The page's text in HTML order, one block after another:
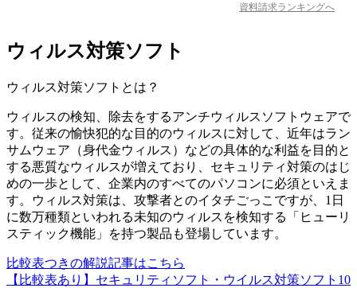
資料請求ランキングへ
ウィルス対策ソフト
ウィルス対策ソフト とは？
ウィルスの検知、除去をするアンチウィルスソフトウェアで
す。従来の愉快犯的な目的のウィルスに対して、近年はラン
サムウェア（身代金ウィルス）などの具体的な利益を目的と
する悪質なウィルスが増えており、セキュリティ対策のはじ
めの一歩として、企業内のすべてのパソコンに必須といえま
す。ウィルス対策は、攻撃者とのイタチごっこですが、1日
に数万種類といわれる未知のウィルスを検知する「ヒューリ
スティック機能」を持つ製品も登場しています。
比較表つきの解説記事はこちら
【比較表あり】セキュリティソフト・ウイルス対策ソフト10